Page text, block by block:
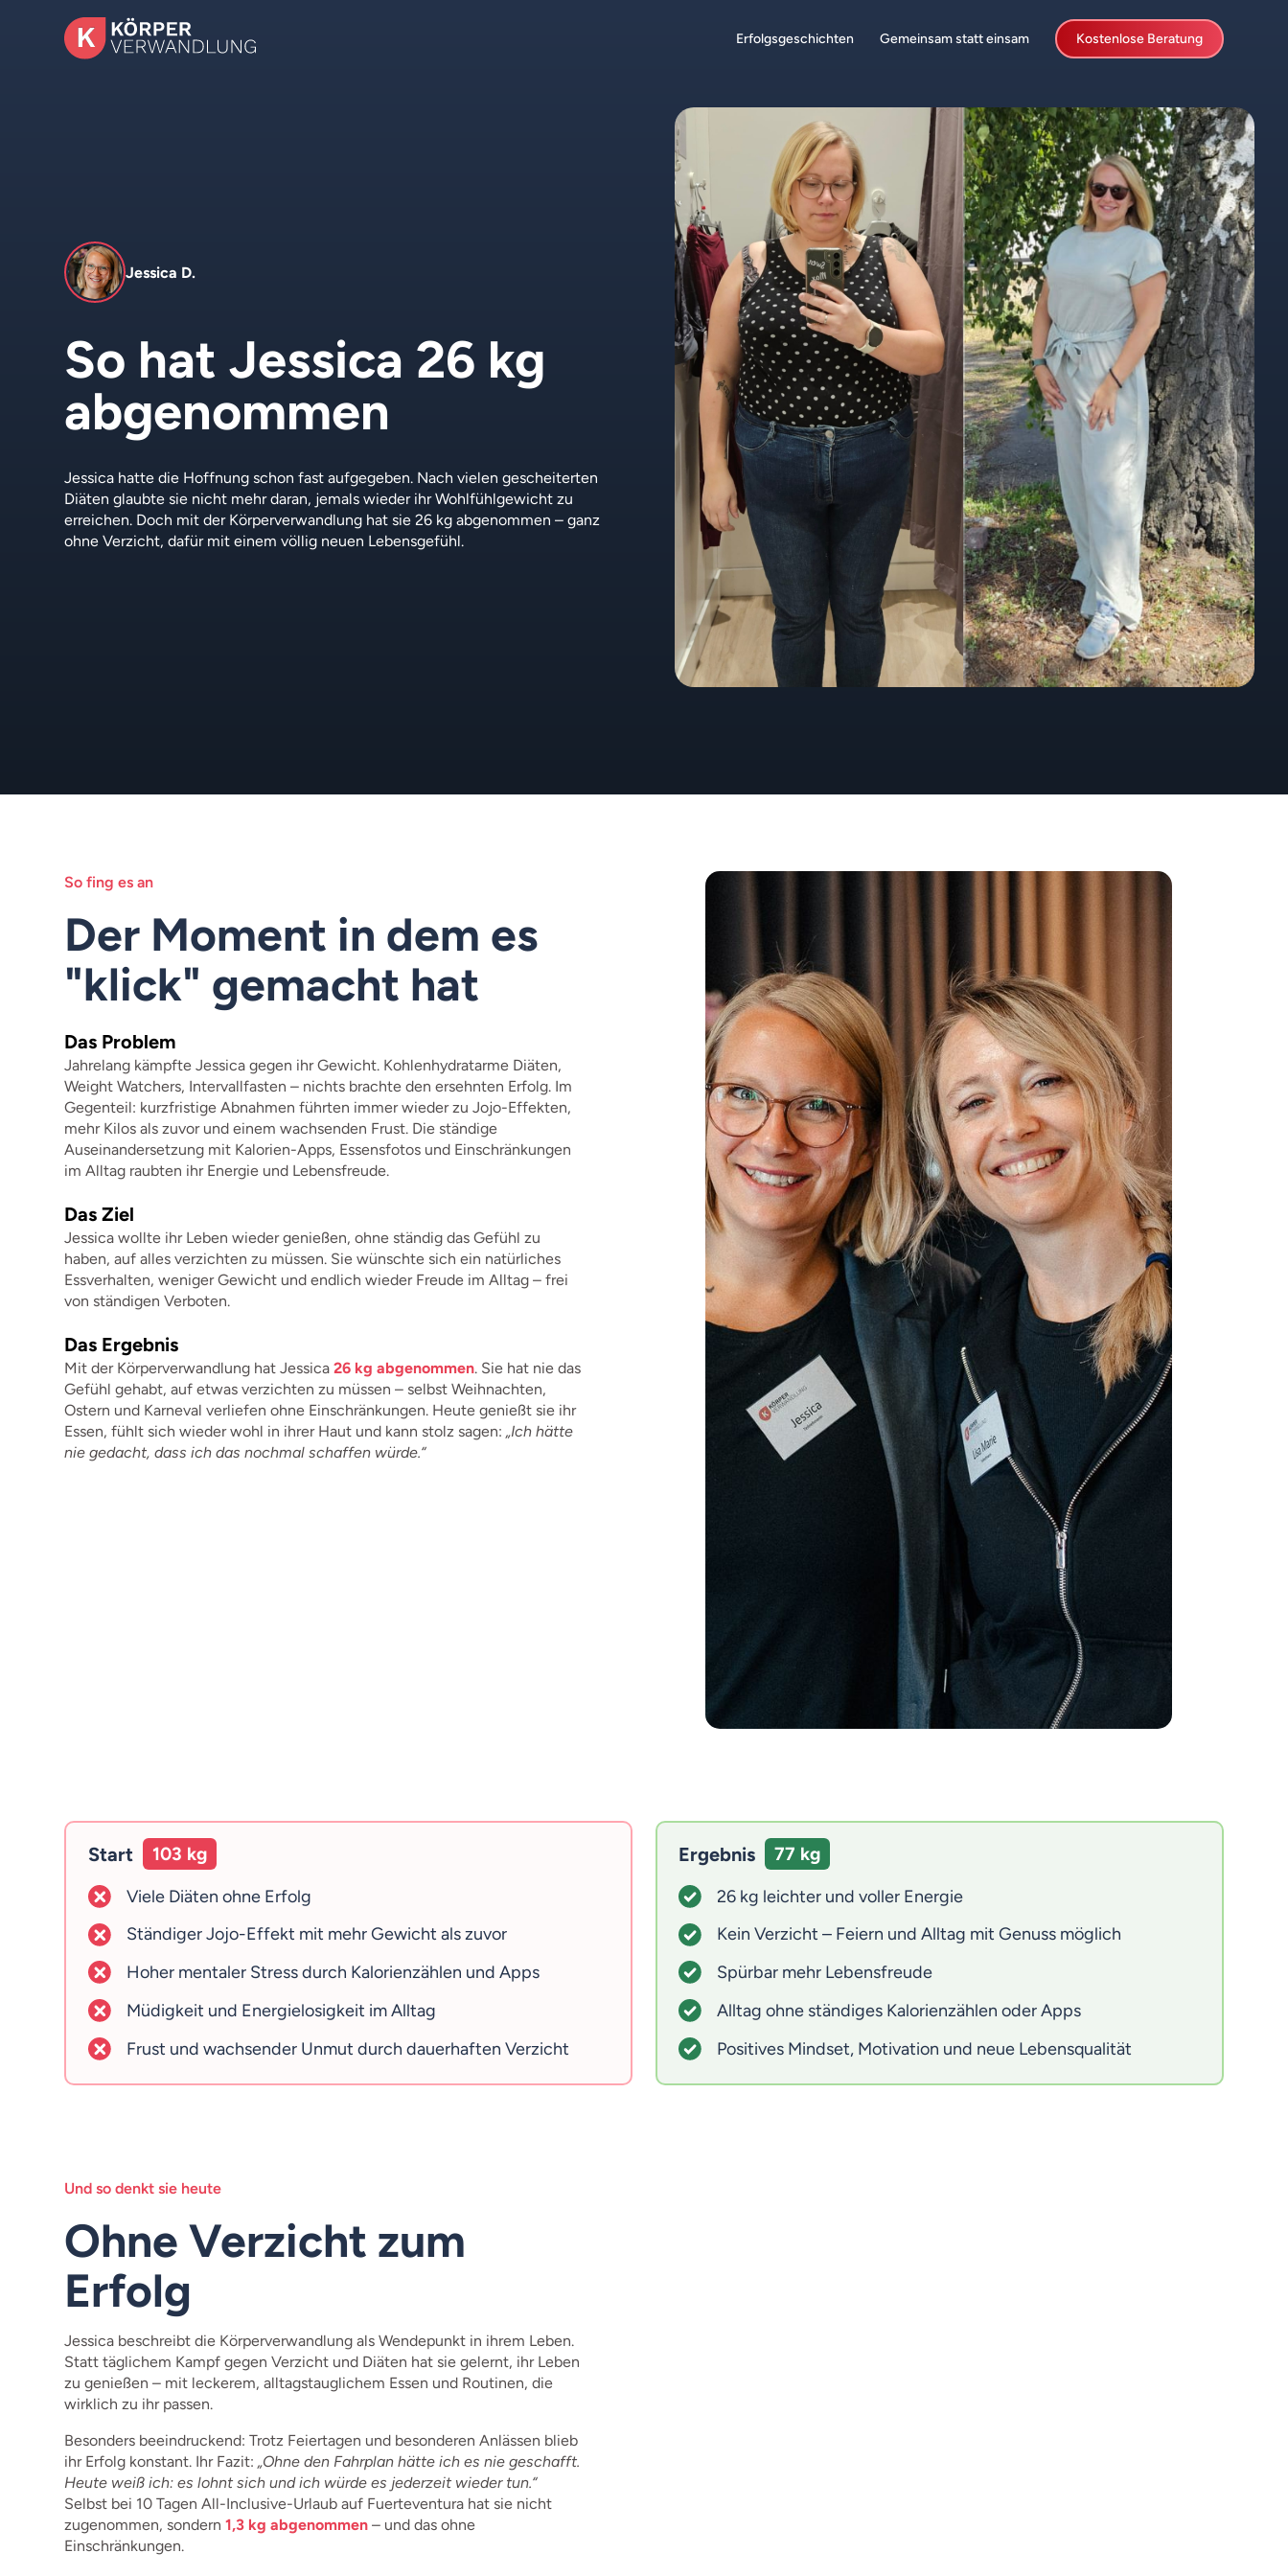
Erfolgsgeschichten Gemeinsam statt einsam Kostenlose Beratung
Jessica D.
So hat Jessica 26 kg
abgenommen
Jessica hatte die Hoffnung schon fast aufgegeben. Nach vielen gescheiterten
Diäten glaubte sie nicht mehr daran, jemals wieder ihr Wohlfühlgewicht zu
erreichen. Doch mit der Körperverwandlung hat sie 26 kg abgenommen – ganz
ohne Verzicht, dafür mit einem völlig neuen Lebensgefühl.
So fing es an
Der Moment in dem es
"klick" gemacht hat
Das Problem
Jahrelang kämpfte Jessica gegen ihr Gewicht. Kohlenhydratarme Diäten,
Weight Watchers, Intervallfasten – nichts brachte den ersehnten Erfolg. Im
Gegenteil: kurzfristige Abnahmen führten immer wieder zu Jojo-Effekten,
mehr Kilos als zuvor und einem wachsenden Frust. Die ständige
Auseinandersetzung mit Kalorien-Apps, Essensfotos und Einschränkungen
im Alltag raubten ihr Energie und Lebensfreude.
Das Ziel
Jessica wollte ihr Leben wieder genießen, ohne ständig das Gefühl zu
haben, auf alles verzichten zu müssen. Sie wünschte sich ein natürliches
Essverhalten, weniger Gewicht und endlich wieder Freude im Alltag – frei
von ständigen Verboten.
Das Ergebnis
Mit der Körperverwandlung hat Jessica26 kg abgenommen. Sie hat nie das
Gefühl gehabt, auf etwas verzichten zu müssen – selbst Weihnachten,
Ostern und Karneval verliefen ohne Einschränkungen. Heute genießt sie ihr
Essen, fühlt sich wieder wohl in ihrer Haut und kann stolz sagen:„Ich hätte
nie gedacht, dass ich das nochmal schaffen würde.“
Start 103 kg
Viele Diäten ohne Erfolg
Ständiger Jojo-Effekt mit mehr Gewicht als zuvor
Hoher mentaler Stress durch Kalorienzählen und Apps
Müdigkeit und Energielosigkeit im Alltag
Frust und wachsender Unmut durch dauerhaften Verzicht
Ergebnis 77 kg
26 kg leichter und voller Energie
Kein Verzicht – Feiern und Alltag mit Genuss möglich
Spürbar mehr Lebensfreude
Alltag ohne ständiges Kalorienzählen oder Apps
Positives Mindset, Motivation und neue Lebensqualität
Und so denkt sie heute
Ohne Verzicht zum
Erfolg
Jessica beschreibt die Körperverwandlung als Wendepunkt in ihrem Leben.
Statt täglichem Kampf gegen Verzicht und Diäten hat sie gelernt, ihr Leben
zu genießen – mit leckerem, alltagstauglichem Essen und Routinen, die
wirklich zu ihr passen.
Besonders beeindruckend: Trotz Feiertagen und besonderen Anlässen blieb
ihr Erfolg konstant. Ihr Fazit: „Ohne den Fahrplan hätte ich es nie geschafft.
Heute weiß ich: es lohnt sich und ich würde es jederzeit wieder tun.“
Selbst bei 10 Tagen All-Inclusive-Urlaub auf Fuerteventura hat sie nicht
zugenommen, sondern1,3 kg abgenommen – und das ohne
Einschränkungen.